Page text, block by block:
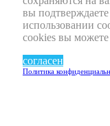
вы
использовании
cookies вы можете
согласен
Политика